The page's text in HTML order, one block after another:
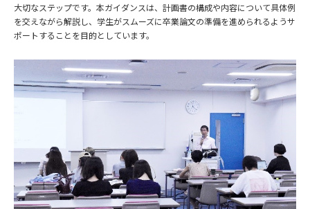
大切なステップです。本ガイダンスは、計画書の構成や内容について具体例
を交えながら解説し、学生がスムーズに卒業論文の準備を進められるようサ
ポートすることを目的としています。